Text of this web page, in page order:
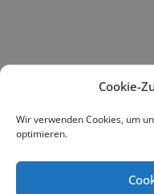
Cookie-
Wir verwenden Cookies, um
optimieren.
Datenschutz